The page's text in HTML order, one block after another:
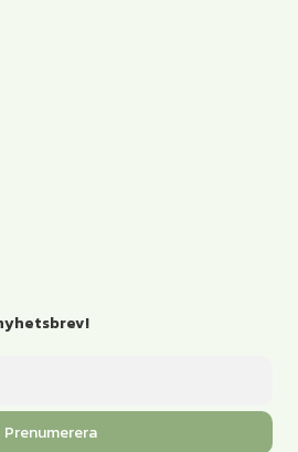
Prenumerera